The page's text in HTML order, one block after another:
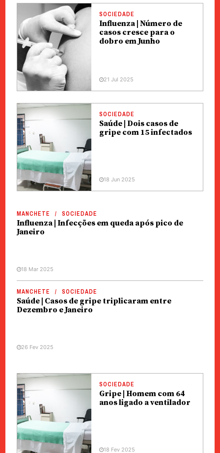
SOCIEDADE
Influenza | Número de
casos cresce para o
dobro em Junho
21 Jul 2025
SOCIEDADE
Saúde | Dois casos de
gripe com 15 infectados
18 Jun 2025
MANCHETE SOCIEDADE
Influenza | Infecções em queda após pico de
Janeiro
18 Mar 2025
MANCHETE SOCIEDADE
Saúde | Casos de gripe triplicaram entre
Dezembro e Janeiro
26 Fev 2025
SOCIEDADE
Gripe | Homem com 64
anos ligado a ventilador
18 Fev 2025